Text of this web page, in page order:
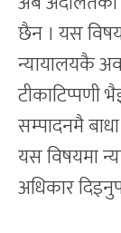
छैन । यस
न्यायालयकै
टीकाटिप्पणी
सम्पादनमै
यस विषयमा
अधिकार